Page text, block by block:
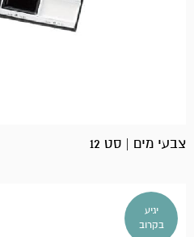
צבעי מים | סט 12
יגיע
בקרוב